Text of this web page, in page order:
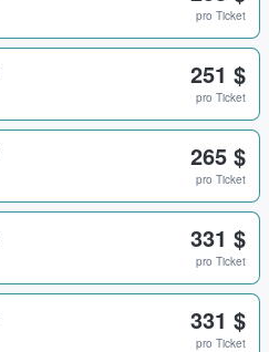
pro Ticket
251 $
pro Ticket
265 $
pro Ticket
331 $
pro Ticket
331 $
pro Ticket